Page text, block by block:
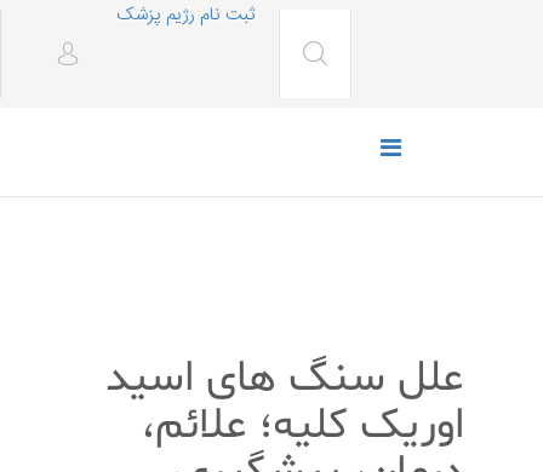
ثبت نام رژیم پزشک
علل سنگ های اسید
اوریک کلیه؛ علائم،